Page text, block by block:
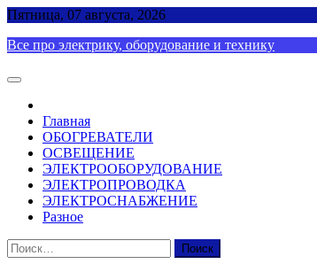
Skip
content
Пятница, 07 августа, 2026
Все про электрику, оборудование и технику
Главная
ОБОГРЕВАТЕЛИ
ОСВЕЩЕНИЕ
ЭЛЕКТРООБОРУДОВАНИЕ
ЭЛЕКТРОПРОВОДКА
ЭЛЕКТРОСНАБЖЕНИЕ
Разное
Найти: